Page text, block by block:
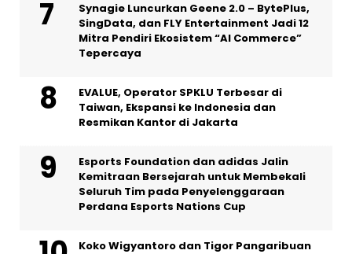
Synagie Luncurkan Geene 2.0 – BytePlus,
SingData, dan FLY Entertainment Jadi 12
Mitra Pendiri Ekosistem “AI Commerce”
Tepercaya
EVALUE, Operator SPKLU Terbesar di
Taiwan, Ekspansi ke Indonesia dan
Resmikan Kantor di Jakarta
Esports Foundation dan adidas Jalin
Kemitraan Bersejarah untuk Membekali
Seluruh Tim pada Penyelenggaraan
Perdana Esports Nations Cup
Koko Wigyantoro dan Tigor Pangaribuan